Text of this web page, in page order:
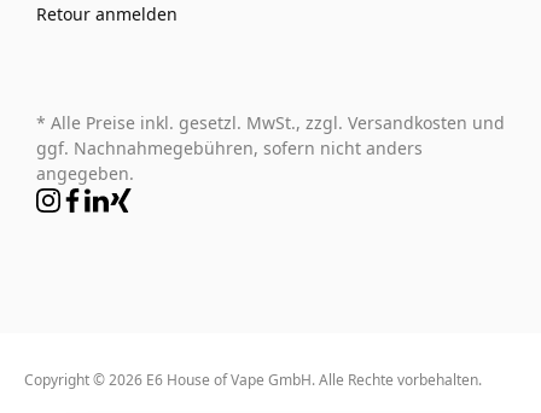
Retour anmelden
* Alle Preise inkl. gesetzl. MwSt., zzgl. Versandkosten und
ggf. Nachnahmegebühren, sofern nicht anders
angegeben.
Copyright © 2026 E6 House of Vape GmbH. Alle Rechte vorbehalten.